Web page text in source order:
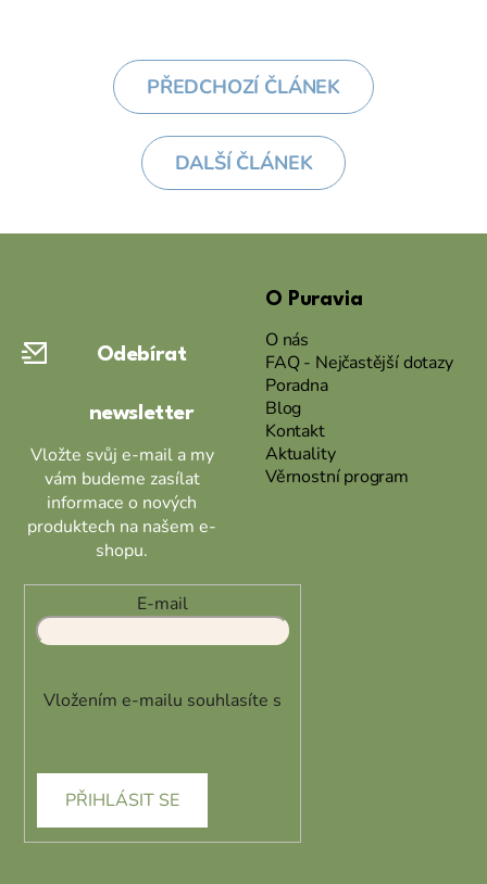
PŘEDCHOZÍ ČLÁNEK
DALŠÍ ČLÁNEK
Odebírat
newsletter
Vložte svůj e-mail a my
vám budeme zasílat
informace o nových
produktech na našem e-
shopu.
E-mail
Vložením e-mailu souhlasíte s
PŘIHLÁSIT SE
O Puravia
O nás
FAQ - Nejčastější dotazy
Poradna
Blog
Kontakt
Aktuality
Věrnostní program